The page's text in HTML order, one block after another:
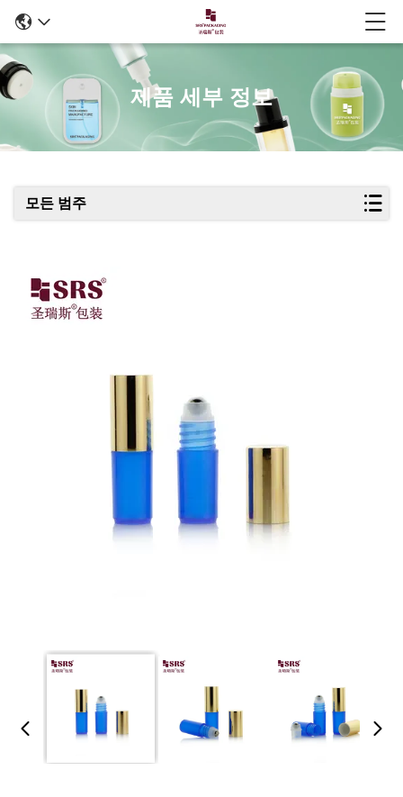
제품 세부 정보
모든 범주